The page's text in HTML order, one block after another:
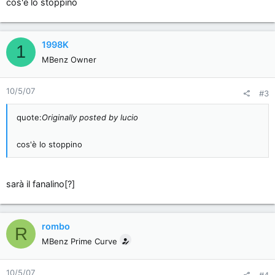
1 1998K
MBenz Owner
10/5/07 #3
quote:Originally posted by lucio
cos'è lo stoppino
sarà il fanalino[?]
R rombo
MBenz Prime Curve
10/5/07